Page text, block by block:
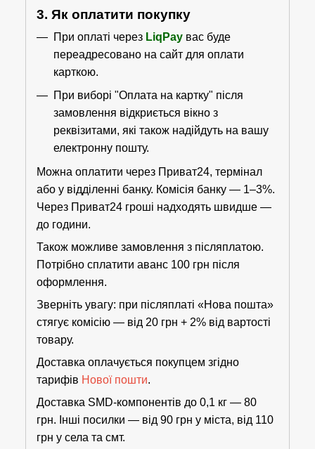
3. Як оплатити покупку
При оплаті через LiqPay вас буде
переадресовано на сайт для оплати
карткою.
При виборі "Оплата на картку" після
замовлення відкриється вікно з
реквізитами, які також надійдуть на вашу
електронну пошту.
Можна оплатити через Приват24, термінал
або у відділенні банку. Комісія банку — 1–3%.
Через Приват24 гроші надходять швидше —
до години.
Також можливе замовлення з післяплатою.
Потрібно сплатити аванс 100 грн після
оформлення.
Зверніть увагу: при післяплаті «Нова пошта»
стягує комісію — від 20 грн + 2% від вартості
товару.
Доставка оплачується покупцем згідно
тарифів Нової пошти.
Доставка SMD-компонентів до 0,1 кг — 80
грн. Інші посилки — від 90 грн у міста, від 110
грн у села та смт.